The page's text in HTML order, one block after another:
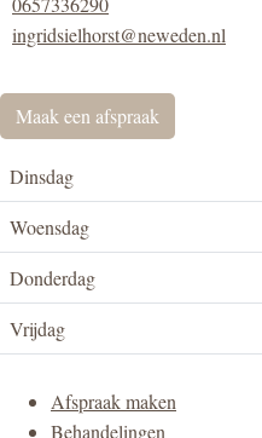
ingridsielhorst@neweden.nl
Maak een afspraak
Dinsdag
Woensdag
Donderdag
Vrijdag
Afspraak maken
Behandelingen